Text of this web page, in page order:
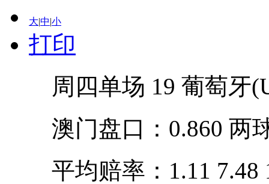
大|中|小
打印
周四单场 19 葡萄牙
澳门盘口：0.860 两
平均赔率：1.11 7.48